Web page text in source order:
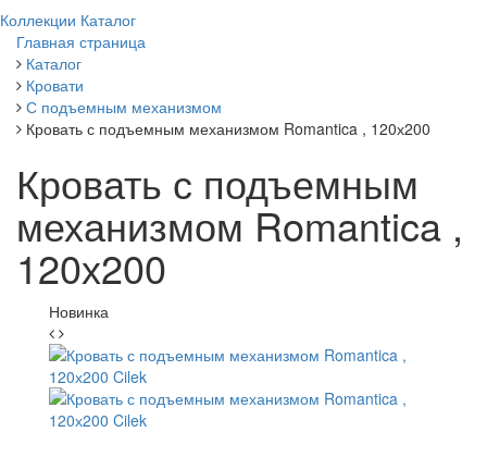
Коллекции Каталог
Главная страница
Каталог
Кровати
С подъемным механизмом
Кровать с подъемным механизмом Romantica , 120х200
Кровать с подъемным
механизмом Romantica ,
120х200
Новинка